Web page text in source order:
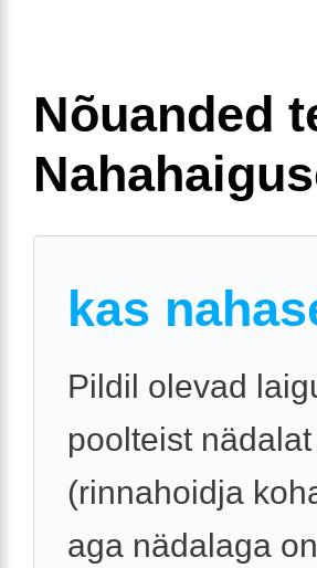
Nõuanded
kas
Pildil olevad
poolteist
(rinnahoidja
aga nädalaga